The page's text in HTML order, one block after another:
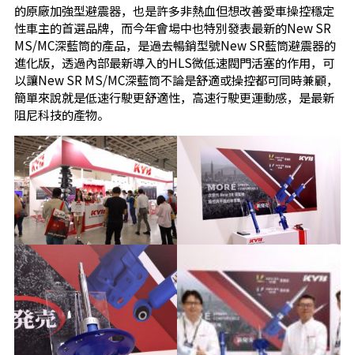
的原廠加強型避震器，也是許多非熱血但想改善愛車操控穩定
性車主的首選品牌，而今年會場中也特別發表最新的New SR
MS/MC深藍筒的產品，是過去暢銷型號New SR藍筒避震器的
進化版，透過內部最新導入的HLS微低速閥門活塞的作用，可
以讓New SR MS/MC深藍筒不論是舒適或操控都可同時兼顧，
簡單來說就是低速行駛更舒適性，高速行駛更運動感，是最新
阻尼科技的產物。